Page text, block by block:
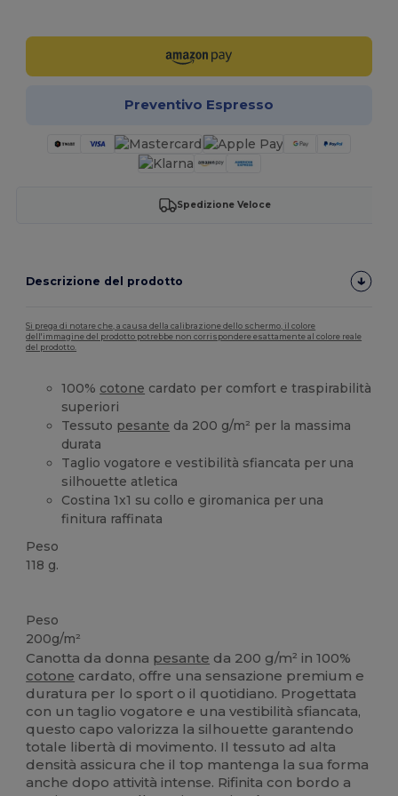
Preventivo Espresso
Spedizione Veloce
Descrizione del prodotto
Si prega di notare che, a causa della calibrazione dello schermo, il colore
dell'immagine del prodotto potrebbe non corrispondere esattamente al colore reale
del prodotto.
100% cotone cardato per comfort e traspirabilità
superiori
Tessuto pesante da 200 g/m² per la massima
durata
Taglio vogatore e vestibilità sfiancata per una
silhouette atletica
Costina 1x1 su collo e giromanica per una
finitura raffinata
Peso
118 g.
Peso
200g/m²
Canotta da donna pesante da 200 g/m² in 100%
cotone cardato, offre una sensazione premium e
duratura per lo sport o il quotidiano. Progettata
con un taglio vogatore e una vestibilità sfiancata,
questo capo valorizza la silhouette garantendo
totale libertà di movimento. Il tessuto ad alta
densità assicura che il top mantenga la sua forma
anche dopo attività intense. Rifinita con bordo a